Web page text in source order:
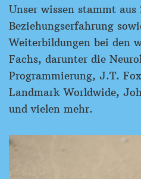
Unser wissen stammt aus
Beziehungserfahrung
Weiterbildungen bei den
Fachs, darunter die
Programmierung, J.T.
Landmark Worldwide,
und vielen mehr.